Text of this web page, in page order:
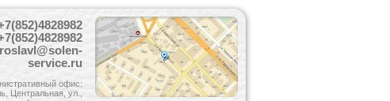
service.ru
офис:
Центральная, ул.,